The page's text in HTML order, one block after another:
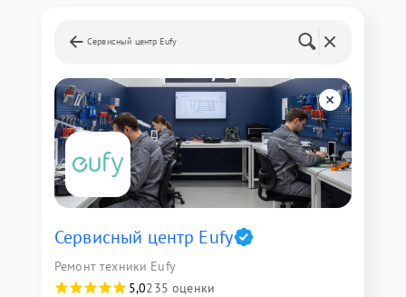
Сервисный центр Eufy
Сервисный центр Eufy
Ремонт техники Eufy
5,0235 оценки